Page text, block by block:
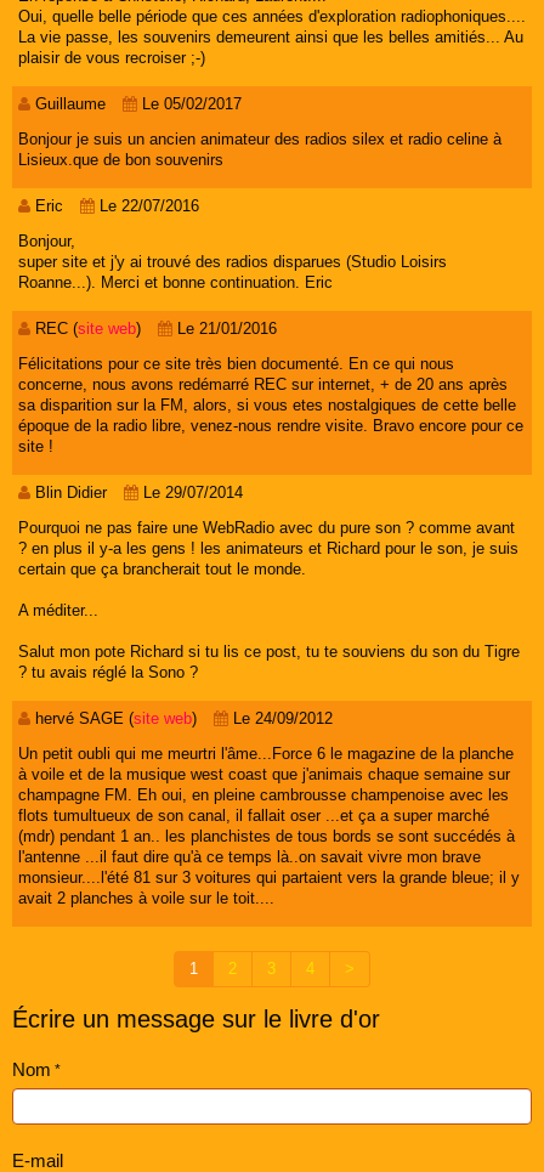
Oui, quelle belle période que ces années d'exploration radiophoniques....
La vie passe, les souvenirs demeurent ainsi que les belles amitiés... Au
plaisir de vous recroiser ;-)
Guillaume
Le 05/02/2017
Bonjour je suis un ancien animateur des radios silex et radio celine à
Lisieux.que de bon souvenirs
Eric
Le 22/07/2016
Bonjour,
super site et j'y ai trouvé des radios disparues (Studio Loisirs
Roanne...). Merci et bonne continuation. Eric
REC (site web)
Le 21/01/2016
Félicitations pour ce site très bien documenté. En ce qui nous
concerne, nous avons redémarré REC sur internet, + de 20 ans après
sa disparition sur la FM, alors, si vous etes nostalgiques de cette belle
époque de la radio libre, venez-nous rendre visite. Bravo encore pour ce
site !
Blin Didier
Le 29/07/2014
Pourquoi ne pas faire une WebRadio avec du pure son ? comme avant
? en plus il y-a les gens ! les animateurs et Richard pour le son, je suis
certain que ça brancherait tout le monde.
A méditer...
Salut mon pote Richard si tu lis ce post, tu te souviens du son du Tigre
? tu avais réglé la Sono ?
hervé SAGE (site web)
Le 24/09/2012
Un petit oubli qui me meurtri l'âme...Force 6 le magazine de la planche
à voile et de la musique west coast que j'animais chaque semaine sur
champagne FM. Eh oui, en pleine cambrousse champenoise avec les
flots tumultueux de son canal, il fallait oser ...et ça a super marché
(mdr) pendant 1 an.. les planchistes de tous bords se sont succédés à
l'antenne ...il faut dire qu'à ce temps là..on savait vivre mon brave
monsieur....l'été 81 sur 3 voitures qui partaient vers la grande bleue; il y
avait 2 planches à voile sur le toit....
1 2 3 4 >
Écrire un message sur le livre d'or
Nom
E-mail